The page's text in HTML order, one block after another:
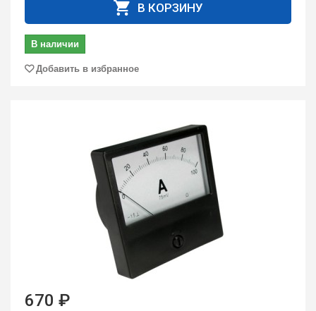
В КОРЗИНУ
В наличии
Добавить в избранное
670 ₽